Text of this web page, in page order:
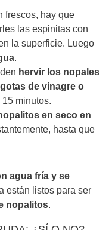
frescos, hay que
las espinitas con
la superficie. Luego
.
hervir los nopales
gotas de vinagre o
15 minutos.
en seco en
hasta que
agua fría y se
están listos para ser
nopalitos.